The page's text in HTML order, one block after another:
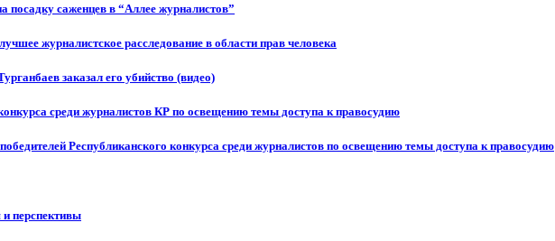
саженцев в “Аллее журналистов”
журналистское расследование в области прав человека
заказал его убийство (видео)
среди журналистов КР по освещению темы доступа к правосудию
Республиканского конкурса среди журналистов по освещению темы доступа к правосудию
перспективы